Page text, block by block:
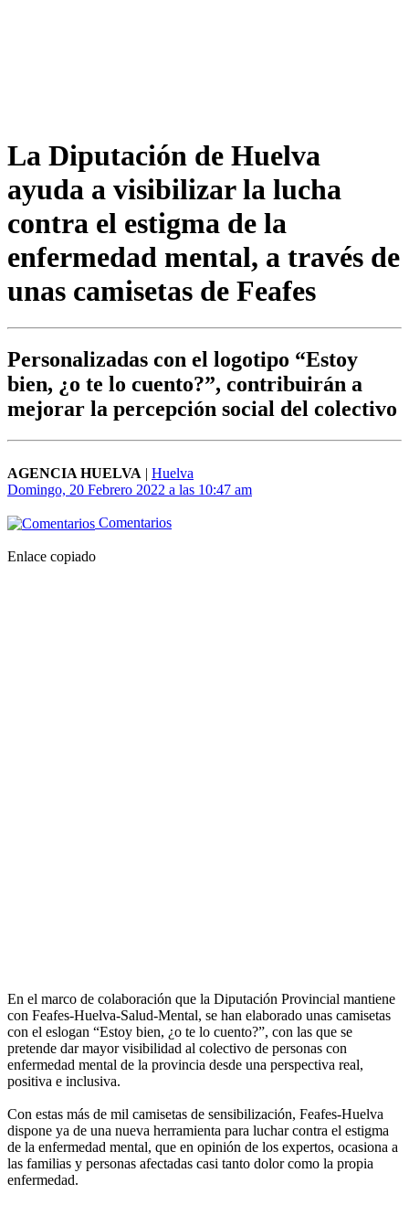
La Diputación de Huelva
ayuda a visibilizar la lucha
contra el estigma de la
enfermedad mental, a través de
unas camisetas de Feafes
Personalizadas con el logotipo “Estoy
bien, ¿o te lo cuento?”, contribuirán a
mejorar la percepción social del colectivo
AGENCIA HUELVA | Huelva
Domingo, 20 Febrero 2022 a las 10:47 am
Comentarios
Enlace copiado
En el marco de colaboración que la Diputación Provincial mantiene
con Feafes-Huelva-Salud-Mental, se han elaborado unas camisetas
con el eslogan “Estoy bien, ¿o te lo cuento?”, con las que se
pretende dar mayor visibilidad al colectivo de personas con
enfermedad mental de la provincia desde una perspectiva real,
positiva e inclusiva.
Con estas más de mil camisetas de sensibilización, Feafes-Huelva
dispone ya de una nueva herramienta para luchar contra el estigma
de la enfermedad mental, que en opinión de los expertos, ocasiona a
las familias y personas afectadas casi tanto dolor como la propia
enfermedad.